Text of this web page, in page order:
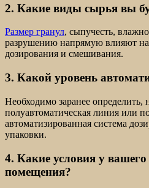
2. Какие виды сырья вы
Размер гранул, сыпучесть,
разрушению напрямую влияют
дозирования и смешивания.
3. Какой уровень
Необходимо заранее определить,
полуавтоматическая линия или
автоматизированная система
упаковки.
4. Какие условия у вашего
помещения?